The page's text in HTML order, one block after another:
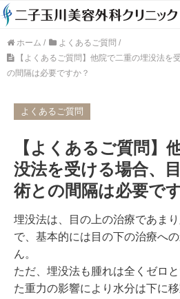
ホーム / よくあるご質問 /
【よくあるご質問】他院で二重の埋没法を
の間隔は必要ですか？
よくあるご質問
【よくあるご質問】
没法を受ける場合、
術との間隔は必要で
埋没法は、目の上の治療であま
で、基本的には目の下の治療へ
ん。
ただ、埋没法も腫れは全くゼロ
た重力の影響により水分は下に